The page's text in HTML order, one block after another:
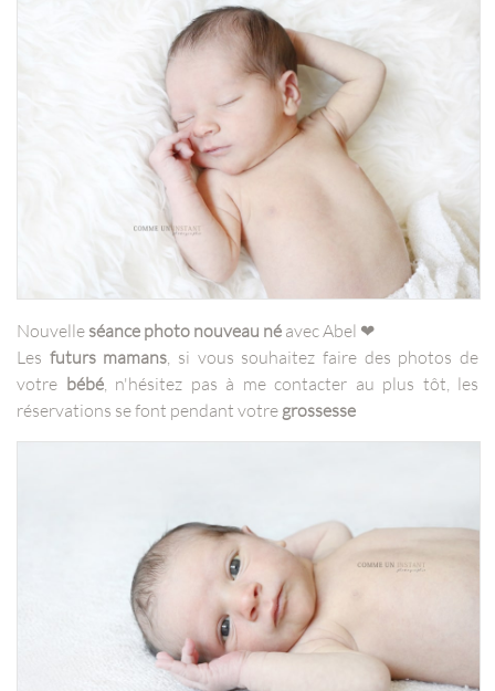
Nouvelle séance photo nouveau né avec Abel ❤
Les futurs mamans , si vous souhaitez faire des photos de
votre bébé, n'hésitez pas à me contacter au plus tôt, les
réservations se font pendant votre grossesse